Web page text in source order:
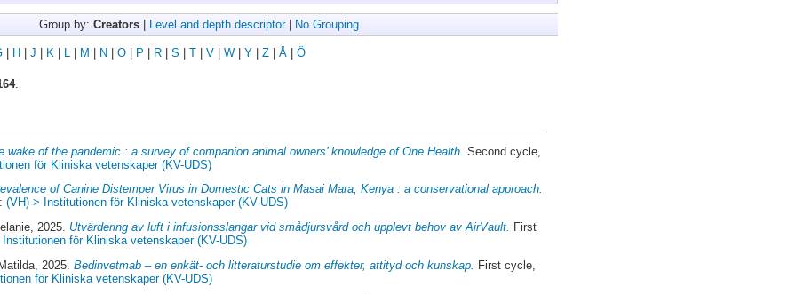
Group by: Creators | Level and depth descriptor| No Grouping
| H| J | K | L | M | N| O| P | R| S | T| V| W| Y| Z| Å| Ö
.
wake of the pandemic : a survey of companion animal owners’ knowledge of One Health. Second cycle,
för Kliniska vetenskaper (KV-UDS)
of Canine Distemper Virus in Domestic Cats in Masai Mara, Kenya : a conservational approach.
(VH) > Institutionen för Kliniska vetenskaper (KV-UDS)
, 2025. Utvärdering av luft i infusionsslangar vid smådjursvård och upplevt behov av AirVault. First
Institutionen för Kliniska vetenskaper (KV-UDS)
, 2025.Bedinvetmab – en enkät- och litteraturstudie om effekter, attityd och kunskap. First cycle,
för Kliniska vetenskaper (KV-UDS)